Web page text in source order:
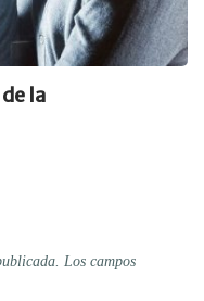
la
Los campos